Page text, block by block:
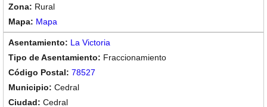
Rural
Mapa
La Victoria
Fraccionamiento
78527
Cedral
Cedral